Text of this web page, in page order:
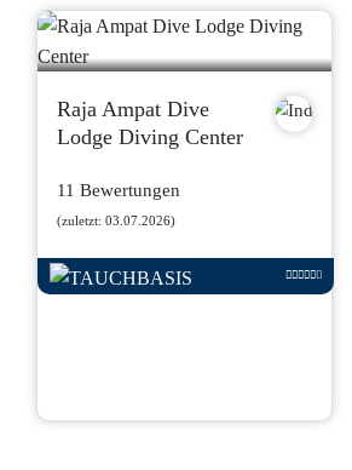
Raja Ampat Dive
Lodge Diving Center
11 Bewertungen
(zuletzt: 03.07.2026)